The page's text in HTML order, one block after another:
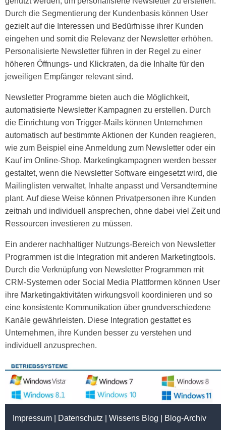
Durch die Segmentierung der Kundenbasis können User
gezielt auf die Interessen und Bedürfnisse ihrer Kunden
eingehen und somit die Relevanz der Newsletter erhöhen.
Personalisierte Newsletter führen in der Regel zu einer
höheren Öffnungs- und Klickraten, da die Inhalte für den
jeweiligen Empfänger relevant sind.
Newsletter Programme bieten auch die Möglichkeit,
automatisierte Newsletter Kampagnen zu erstellen. Durch
die Einrichtung von Trigger-Mails können Unternehmen
automatisch auf bestimmte Aktionen der Kunden reagieren,
wie zum Beispiel eine Anmeldung zum Newsletter oder ein
Kauf im Online-Shop. Marketingkampagnen werden besser
gestaltet, wenn die Newsletter Software eingesetzt wird, die
Mailinglisten verwaltet, Inhalte anpasst und Versandtermine
plant. Auf diese Weise können Privatpersonen ihre Kunden
zeitnah und individuell ansprechen, ohne dabei viel Zeit und
Ressourcen investieren zu müssen.
Ein anderer nachhaltiger Nutzungs-Bereich von Newsletter
Programmen ist die Integration mit anderen Marketingtools.
Durch die Verknüpfung von Newsletter Programmen mit
CRM-Systemen oder Social Media Plattformen können User
ihre Marketingaktivitäten wirkungsvoll koordinieren und so
eine konsistente Kommunikation über grundverschiedene
Kanäle gewährleisten. Diese Integration gestattet es
Unternehmen, ihre Kunden besser zu verstehen und
individuell anzusprechen.
Impressum Datenschutz Wissens Blog Blog-Archiv